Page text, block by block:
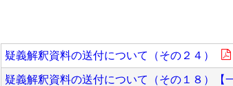
疑義解釈資料の送付について（その２４）
疑義解釈資料の送付について（その１８）【